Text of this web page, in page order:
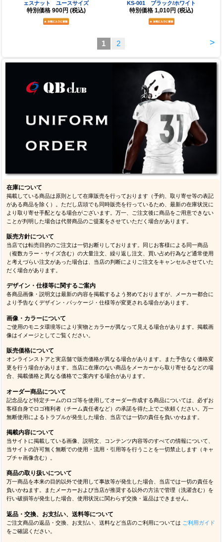
ェスナット ユースサイズ
特別価格 900円 (税込)
KS-001 ブラック/ホワイト
特別価格 1,010円 (税込)
>
1 2
在庫について
掲載している商品は原則として在庫販売を行っております（予約、取り寄せ等の表記
がある商品を除く）。ただし店頭でも同時販売を行っているため、最新の在庫状況に
より取り寄せ手配となる場合がございます。万一、ご注文後に商品をご用意できない
ことが判明した場合は代替商品のご提案をさせていただく場合があります。
販売方針について
当店では転売目的のご注文は一切お断りしております。同じお客様による同一商品
（複数カラー・サイズ含む）の大量注文、繰り返し注文、買い占め行為など通常使用
と考えづらい注文があった場合は、当店の判断によりご注文をキャンセルさせていた
だく場合があります。
デザイン・仕様等に関するご案内
各商品画像・説明文は最新の内容を掲載するよう努めておりますが、メーカー都合に
より予告なくデザイン・パッケージ・仕様等が変更される場合があります。
画像・カラーについて
ご使用のモニタ環境等により実物とカラーが異なって見える場合があります。掲載画
像はイメージとしてご覧ください。
販売価格について
オンラインストアと実店舗で販売価格が異なる場合があります。また予告なく価格変
更を行う場合があります。当店に在庫のない商品をメーカーから取り寄せるなどの場
合、掲載価格と異なる価格でご案内する場合があります。
オーダー商品について
記念品など特定チームのロゴ等を使用してオーダー作成する商品については、必ずお
客様自身でロゴ権利者（チーム責任者など）の承諾を得た上でご依頼ください。万一
無断使用によるトラブルが発生した場合、当店では一切の責任を負いかねます。
掲載内容について
当サイトに掲載している画像、説明文、コンテンツ内容等のすべての情報について、
当サイトの許可無く無断での使用・流用・引用等を行うことを一切禁止します（キャ
プチャ画像含む）。
商品の取り扱いについて
万一商品を本来の目的以外で使用して事故等が発生した場合、当店では一切の責任を
負いかねます。またメーカーおよび当店が推奨する以外の方法で管理（洗濯含む）を
行い破損等が発生した場合、使用状況に関わらず交換・返品はできません。
返品・交換、お支払い、送料等について
ご注文商品の返品・交換、お支払い、送料など当店のご利用については ご利用ガイド
をご確認ください。